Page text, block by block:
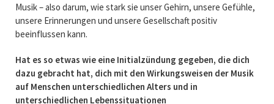
Musik – also darum, wie stark sie unser Gehirn, unsere Gefühle,
unsere Erinnerungen und unsere Gesellschaft positiv
beeinflussen kann.
Hat es so etwas wie eine Initialzündung gegeben, die dich
dazu gebracht hat, dich mit den Wirkungsweisen der Musik
auf Menschen unterschiedlichen Alters und in
unterschiedlichen Lebenssituationen